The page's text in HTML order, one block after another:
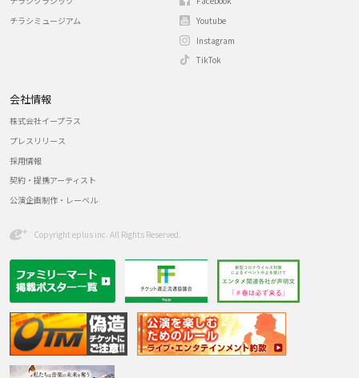
チラシミュージアム
Youtube
Instagram
TikTok
会社情報
株式会社イープラス
プレスリリース
採用情報
契約・提携アーティスト
公演企画制作・レーベル
Copyright eplus inc. All Rights Reserved.